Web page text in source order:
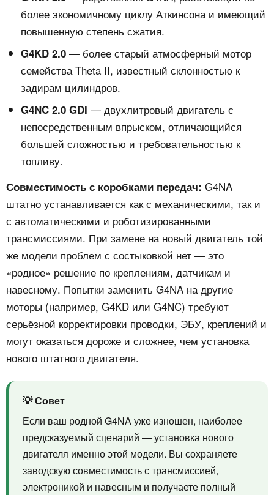
более экономичному циклу Аткинсона и имеющий
повышенную степень сжатия.
G4KD 2.0 — более старый атмосферный мотор
семейства Theta II, известный склонностью к
задирам цилиндров.
G4NC 2.0 GDI — двухлитровый двигатель с
непосредственным впрыском, отличающийся
большей сложностью и требовательностью к
топливу.
Совместимость с коробками передач: G4NA
штатно устанавливается как с механическими, так и
с автоматическими и роботизированными
трансмиссиями. При замене на новый двигатель той
же модели проблем с состыковкой нет — это
«родное» решение по креплениям, датчикам и
навесному. Попытки заменить G4NA на другие
моторы (например, G4KD или G4NC) требуют
серьёзной корректировки проводки, ЭБУ, креплений и
могут оказаться дороже и сложнее, чем установка
нового штатного двигателя.
💡 Совет
Если ваш родной G4NA уже изношен, наиболее
предсказуемый сценарий — установка нового
двигателя именно этой модели. Вы сохраняете
заводскую совместимость с трансмиссией,
электроникой и навесным и получаете полный